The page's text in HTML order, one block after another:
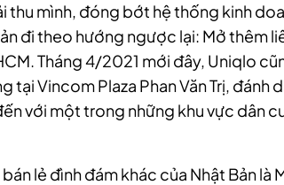
thu mình, đóng bớt hệ thống kinh
đi theo hướng ngược lại: Mở thêm
Tháng 4/2021 mới đây, Uniqlo
tại Vincom Plaza Phan Văn Trị, đánh
với một trong những khu vực dân
lẻ đình đám khác của Nhật Bản là